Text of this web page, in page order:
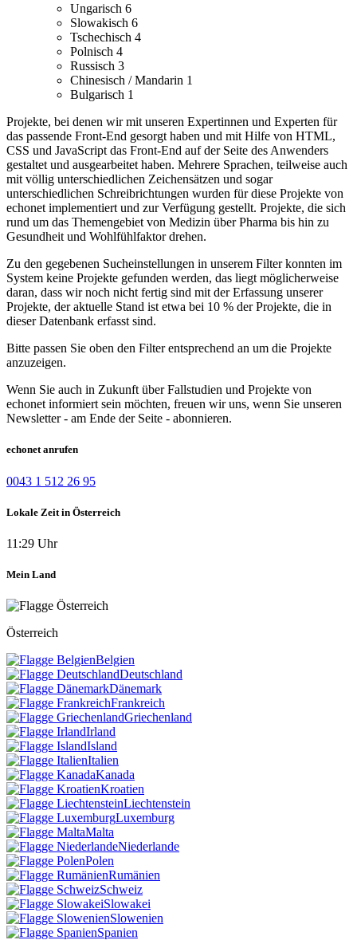
Ungarisch 6
Slowakisch 6
Tschechisch 4
Polnisch 4
Russisch 3
Chinesisch / Mandarin 1
Bulgarisch 1
Projekte, bei denen wir mit unseren Expertinnen und Experten für
das passende Front-End gesorgt haben und mit Hilfe von HTML,
CSS und JavaScript das Front-End auf der Seite des Anwenders
gestaltet und ausgearbeitet haben. Mehrere Sprachen, teilweise auch
mit völlig unterschiedlichen Zeichensätzen und sogar
unterschiedlichen Schreibrichtungen wurden für diese Projekte von
echonet implementiert und zur Verfügung gestellt. Projekte, die sich
rund um das Themengebiet von Medizin über Pharma bis hin zu
Gesundheit und Wohlfühlfaktor drehen.
Zu den gegebenen Sucheinstellungen in unserem Filter konnten im
System keine Projekte gefunden werden, das liegt möglicherweise
daran, dass wir noch nicht fertig sind mit der Erfassung unserer
Projekte, der aktuelle Stand ist etwa bei 10 % der Projekte, die in
dieser Datenbank erfasst sind.
Bitte passen Sie oben den Filter entsprechend an um die Projekte
anzuzeigen.
Wenn Sie auch in Zukunft über Fallstudien und Projekte von
echonet informiert sein möchten, freuen wir uns, wenn Sie unseren
Newsletter - am Ende der Seite - abonnieren.
echonet anrufen
0043 1 512 26 95
Lokale Zeit in Österreich
11:29 Uhr
Mein Land
Österreich
Belgien
Deutschland
Dänemark
Frankreich
Griechenland
Irland
Island
Italien
Kanada
Kroatien
Liechtenstein
Luxemburg
Malta
Niederlande
Polen
Rumänien
Schweiz
Slowakei
Slowenien
Spanien